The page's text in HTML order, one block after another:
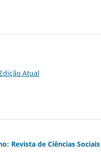
Edição Atual
Revista de Ciências Sociais